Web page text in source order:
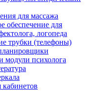
для массажа
обеспечение для
логопеда
трубки (телефоны)
модули психолога